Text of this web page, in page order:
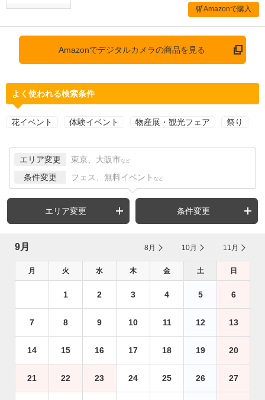
Amazonで購入
Amazonでデジタルカメラの商品を見る
よく使われる検索条件
花イベント 体験イベント 物産展・観光フェア 祭り
エリア変更 東京、大阪市 など
条件変更 フェス、無料イベント など
エリア変更 条件変更
9月 8月 10月 11月
月 火 水 木 金 土 日
1 2 3 4 5 6
7 8 9 10 11 12 13
14 15 16 17 18 19 20
21 22 23 24 25 26 27